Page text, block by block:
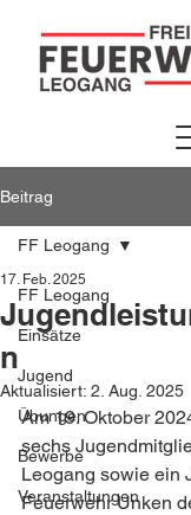
Beitrag
FF Leogang
Einsätze
Jugend
Übungen
Bewerbe
Veranstaltungen
FF Leogang
n
17. Feb. 2025
Aktualisiert: 2. Aug. 2025
Am 19. Oktober
sechs
Leogang sowie ein
Feuerwehr Unken